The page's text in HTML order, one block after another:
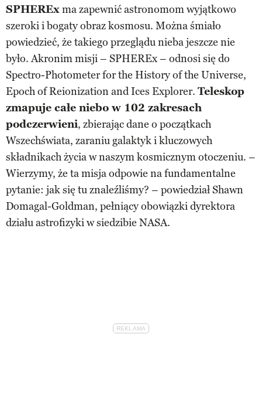
SPHERExma zapewnić astronomom wyjątkowo
szeroki i bogaty obraz kosmosu. Można śmiało
powiedzieć, że takiego przeglądu nieba jeszcze nie
było. Akronim misji – SPHEREx – odnosi się do
Spectro-Photometer for the History of the Universe,
Epoch of Reionization and Ices Explorer. Teleskop
zmapuje całe niebo w 102 zakresach
podczerwieni, zbierając dane o początkach
Wszechświata, zaraniu galaktyk i kluczowych
składnikach życia w naszym kosmicznym otoczeniu. –
Wierzymy, że ta misja odpowie na fundamentalne
pytanie: jak się tu znaleźliśmy? – powiedział Shawn
Domagal-Goldman, pełniący obowiązki dyrektora
działu astrofizyki w siedzibie NASA.